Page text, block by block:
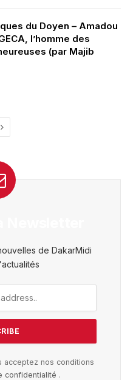
du Doyen – Amadou
l’homme des
(par Majib
Next
de DakarMidi
acceptez nos conditions
confidentialité .